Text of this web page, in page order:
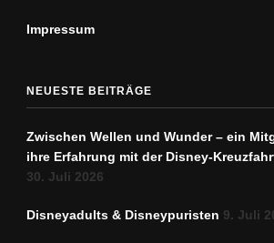
Impressum
NEUESTE BEITRÄGE
Zwischen Wellen und Wunder – ein
ihre Erfahrung mit der Disney-
30. Juli 2026
Disneyadults & Disneypuristen 9. Juli